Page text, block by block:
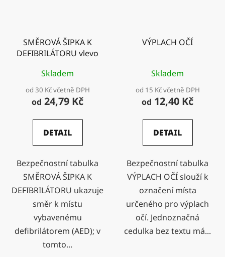
SMĚROVÁ ŠIPKA K
DEFIBRILÁTORU vlevo
Skladem
od 30 Kč včetně DPH
od 24,79 Kč
DETAIL
Bezpečnostní tabulka
SMĚROVÁ ŠIPKA K
DEFIBRILÁTORU ukazuje
směr k místu
vybavenému
defibrilátorem (AED); v
tomto...
VÝPLACH OČÍ
Skladem
od 15 Kč včetně DPH
od 12,40 Kč
DETAIL
Bezpečnostní tabulka
VÝPLACH OČÍ slouží k
označení místa
určeného pro výplach
očí. Jednoznačná
cedulka bez textu má...